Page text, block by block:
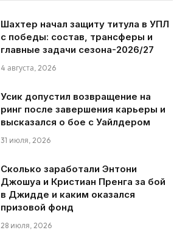
Шахтер начал защиту титула в УПЛ
с победы: состав, трансферы и
главные задачи сезона-2026/27
4 августа, 2026
Усик допустил возвращение на
ринг после завершения карьеры и
высказался о бое с Уайлдером
31 июля, 2026
Сколько заработали Энтони
Джошуа и Кристиан Пренга за бой
в Джидде и каким оказался
призовой фонд
28 июля, 2026